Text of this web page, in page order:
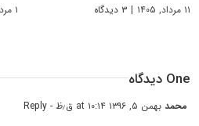
۱۱ مرداد, ۱۴۰۵ | ۳ دیدگاه ۱ مرداد, ۱۴۰۵
One دیدگاه
محمدبهمن ۵, ۱۳۹۶ at ۱۰:۱۴ ق٫ظ - Reply